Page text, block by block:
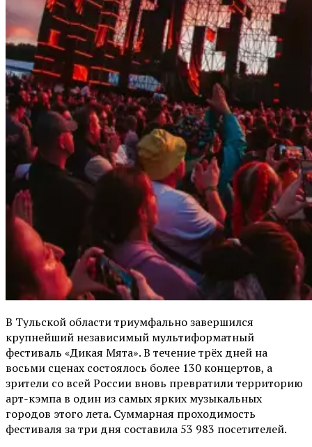
В Тульской области триумфально завершился
крупнейший независимый мультиформатный
фестиваль «Дикая Мята». В течение трёх дней на
восьми сценах состоялось более 130 концертов, а
зрители со всей России вновь превратили территорию
арт-кэмпа в один из самых ярких музыкальных
городов этого лета. Суммарная проходимость
фестиваля за три дня составила 53 983 посетителей.